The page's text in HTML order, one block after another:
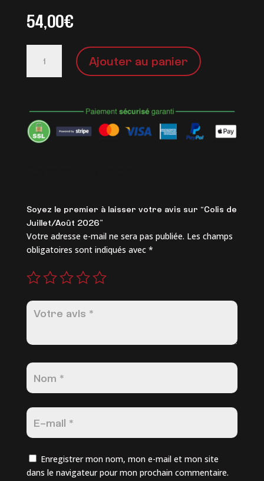
54,00€
Colis
2026
Ajouter au panier
Soyez le premier à laisser votre avis sur “Colis de
Juillet/Août 2026”
Votre adresse e-mail ne sera pas publiée. Les champs
obligatoires sont indiqués avec *
Enregistrer mon nom, mon e-mail et mon site
dans le navigateur pour mon prochain commentaire.